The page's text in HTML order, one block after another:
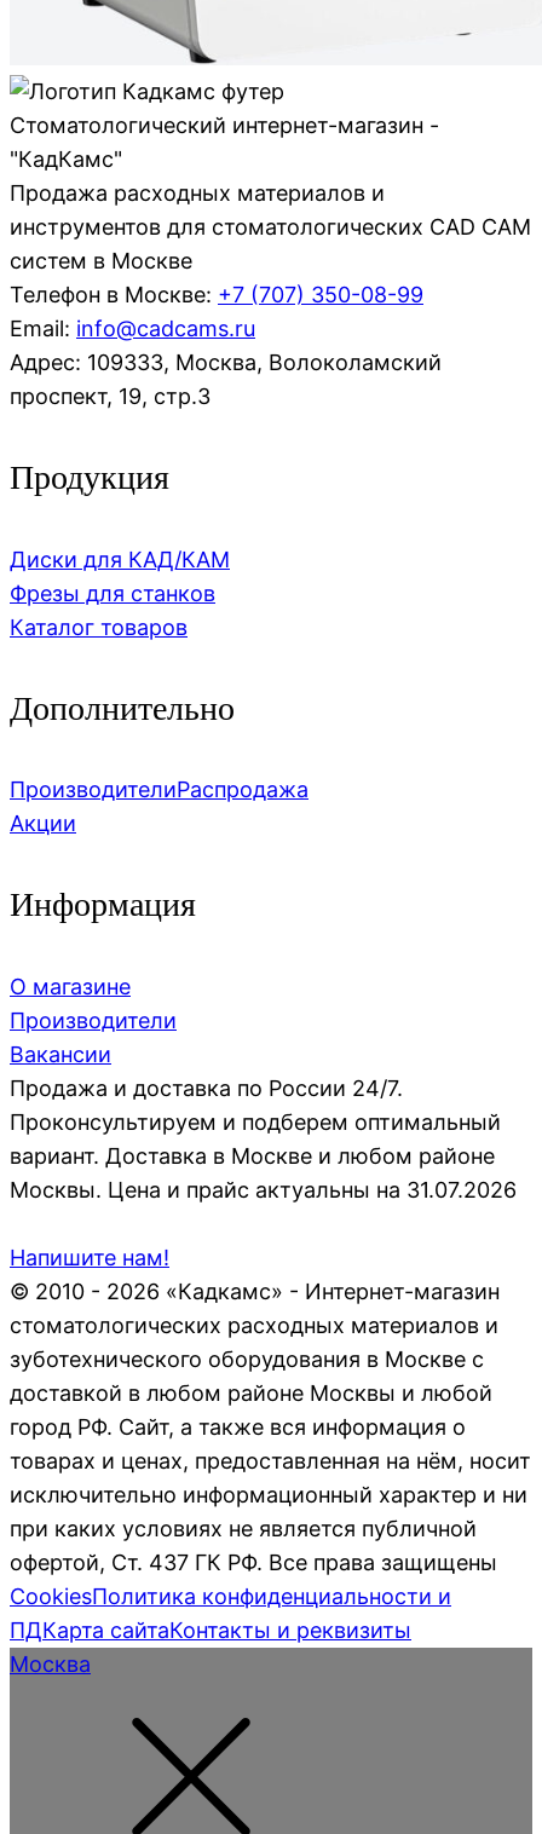
Стоматологический интернет-магазин -
"КадКамс"
Продажа расходных материалов и
инструментов для стоматологических CAD CAM
систем в Москве
Телефон в Москве: +7 (707) 350-08-99
Email: info@cadcams.ru
Адрес: 109333, Москва, Волоколамский
проспект, 19, стр.3
Продукция
Диски для КАД/КАМ
Фрезы для станков
Каталог товаров
Дополнительно
ПроизводителиРаспродажа
Акции
Информация
О магазине
Производители
Вакансии
Продажа и доставка по России 24/7.
Проконсультируем и подберем оптимальный
вариант. Доставка в Москве и любом районе
Москвы. Цена и прайс актуальны на 31.07.2026
Напишите нам!
© 2010 - 2026 «Кадкамс» - Интернет-магазин
стоматологических расходных материалов и
зуботехнического оборудования в Москве с
доставкой в любом районе Москвы и любой
город РФ. Сайт, а также вся информация о
товарах и ценах, предоставленная на нём, носит
исключительно информационный характер и ни
при каких условиях не является публичной
офертой, Ст. 437 ГК РФ. Все права защищены
CookiesПолитика конфиденциальности и
ПДКарта сайтаКонтакты и реквизиты
Москва